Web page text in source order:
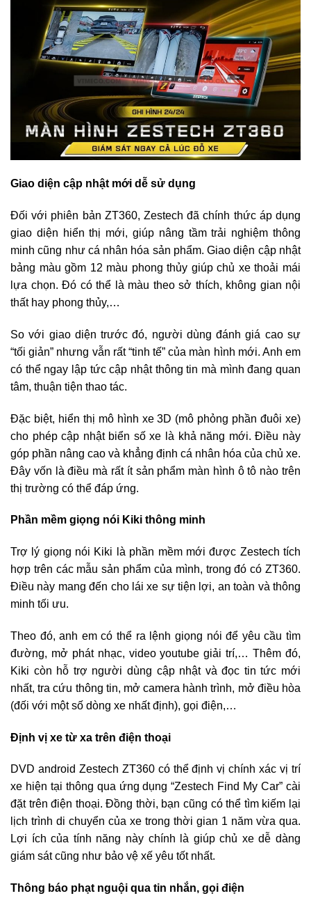
Giao diện cập nhật mới dễ sử dụng
Đối với phiên bản ZT360, Zestech đã chính thức áp dụng
giao diện hiển thị mới, giúp nâng tầm trải nghiệm thông
minh cũng như cá nhân hóa sản phẩm. Giao diện cập nhật
bảng màu gồm 12 màu phong thủy giúp chủ xe thoải mái
lựa chọn. Đó có thể là màu theo sở thích, không gian nội
thất hay phong thủy,…
So với giao diện trước đó, người dùng đánh giá cao sự
“tối giản” nhưng vẫn rất “tinh tế” của màn hình mới. Anh em
có thể ngay lập tức cập nhật thông tin mà mình đang quan
tâm, thuận tiện thao tác.
Đặc biệt, hiển thị mô hình xe 3D (mô phỏng phần đuôi xe)
cho phép cập nhật biển số xe là khả năng mới. Điều này
góp phần nâng cao và khẳng định cá nhân hóa của chủ xe.
Đây vốn là điều mà rất ít sản phẩm màn hình ô tô nào trên
thị trường có thể đáp ứng.
Phần mềm giọng nói Kiki thông minh
Trợ lý giọng nói Kiki là phần mềm mới được Zestech tích
hợp trên các mẫu sản phẩm của mình, trong đó có ZT360.
Điều này mang đến cho lái xe sự tiện lợi, an toàn và thông
minh tối ưu.
Theo đó, anh em có thể ra lệnh giọng nói để yêu cầu tìm
đường, mở phát nhạc, video youtube giải trí,… Thêm đó,
Kiki còn hỗ trợ người dùng cập nhật và đọc tin tức mới
nhất, tra cứu thông tin, mở camera hành trình, mở điều hòa
(đối với một số dòng xe nhất định), gọi điện,…
Định vị xe từ xa trên điện thoại
DVD android Zestech ZT360 có thể định vị chính xác vị trí
xe hiện tại thông qua ứng dụng “Zestech Find My Car” cài
đặt trên điện thoại. Đồng thời, bạn cũng có thể tìm kiếm lại
lịch trình di chuyển của xe trong thời gian 1 năm vừa qua.
Lợi ích của tính năng này chính là giúp chủ xe dễ dàng
giám sát cũng như bảo vệ xế yêu tốt nhất.
Thông báo phạt nguội qua tin nhắn, gọi điện